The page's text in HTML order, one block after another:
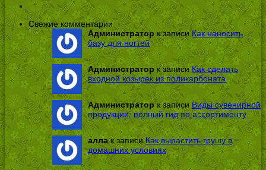
Свежие комментарии
Администратор к записиКак наносить
базу для ногтей
Администратор к записиКак сделать
входной козырек из поликарбоната
Администраторк записиВиды сувенирной
продукции: полный гид по ассортименту
аллак записиКак вырастить грушу в
домашних условиях